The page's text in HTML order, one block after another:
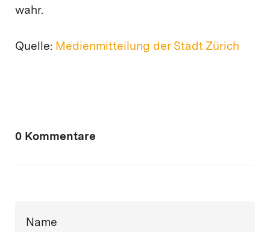
wahr.
Quelle: Medienmitteilung der Stadt Zürich
0 Kommentare
Name